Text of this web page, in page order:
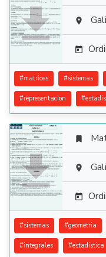
 

#matrices #sistemas
#representacion #




#sistemas #geometria
#integrales #estadistica